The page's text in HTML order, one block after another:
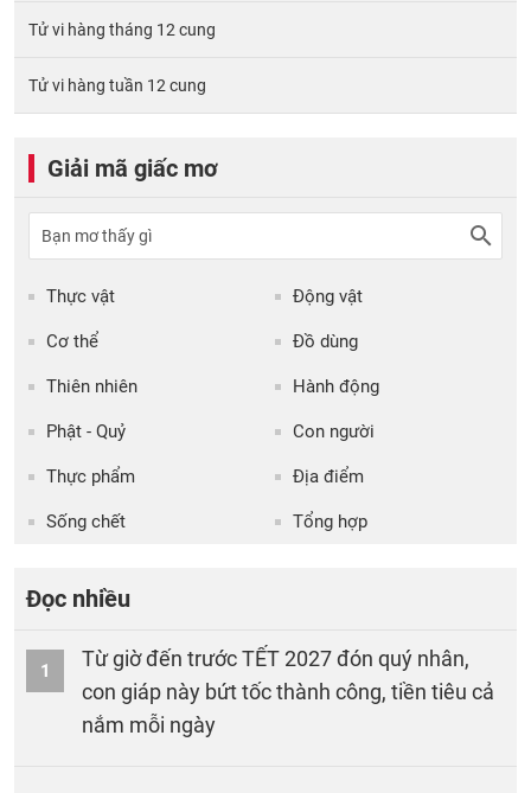
Tử vi hàng tháng 12 cung
Tử vi hàng tuần 12 cung
Giải mã giấc mơ
Thực vật Động vật
Cơ thể Đồ dùng
Thiên nhiên Hành động
Phật - Quỷ Con người
Thực phẩm Địa điểm
Sống chết Tổng hợp
Đọc nhiều
1
Từ giờ đến trước TẾT 2027 đón quý nhân,
con giáp này bứt tốc thành công, tiền tiêu cả
nắm mỗi ngày